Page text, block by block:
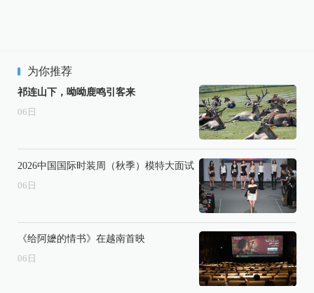
为你推荐
祁连山下，呦呦鹿鸣引客来
06 日
2026中国国际时装周（秋季）模特大面试
06 日
《给阿嬷的情书》在越南首映
06 日